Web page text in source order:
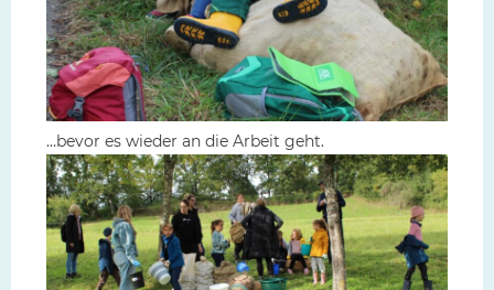
…bevor es wieder an die Arbeit geht.